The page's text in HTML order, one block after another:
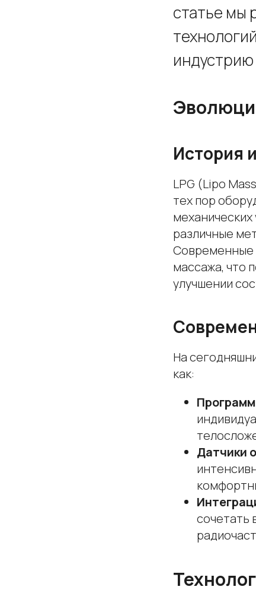
статье мы
История
LPG (Lipo
тех пор
различные
Современные
массажа, что
улучшении
На
как:
Датчики
сочетать